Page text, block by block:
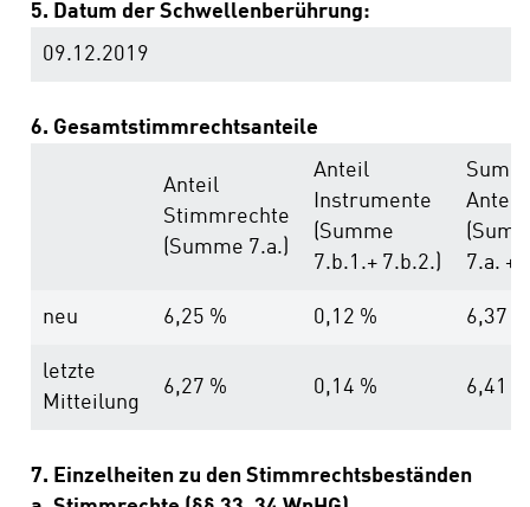
5. Datum der Schwellenberührung:
09.12.2019
6. Gesamtstimmrechtsanteile
Anteil
Stimmrechte
(Summe 7.a.)
Anteil
Instrumente
(Summe
7.b.1.+ 7.b.2.)
7.a. +
neu 6,25 % 0,12 % 6,37 %
letzte
Mitteilung
6,27 % 0,14 % 6,41 %
7. Einzelheiten zu den Stimmrechtsbeständen